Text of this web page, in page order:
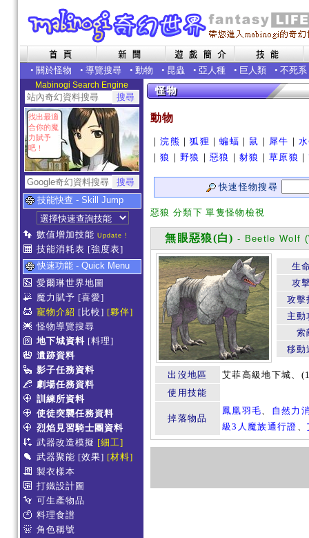
• 關於怪物 • 導覽搜尋 • 動物 • 昆蟲 • 亞人種 • 巨人類 • 不死系
Mabinogi Search Engine
找出最適
合你的魔
力賦予
吧！
技能快查 - Skill Jump
數值增加技能 Update !
技能消耗表 [強度表]
快速功能 - Quick Menu
愛爾琳世界地圖
魔力賦予 [喜愛]
寵物介紹 [比較] [夥伴]
怪物導覽搜尋
地下城資料 [料理]
遺跡資料
影子任務資料
劇場任務資料
訓練所資料
使徒突襲任務資料
烈焰見習騎士團資料
武器改造模擬 [細工]
武器聚能 [效果] [材料]
製衣樣本
打鐵設計圖
可生產物品
料理食譜
角色稱號
動物
｜浣熊 ｜狐狸 ｜蝙蝠 ｜ 鼠 ｜ 犀牛 ｜
｜狼 ｜野狼 ｜惡狼 ｜豺狼 ｜草原狼 ｜
快速怪物搜尋
惡狼 分類下 單隻怪物檢視
無眼惡狼(白) - Beetle Wolf
生
攻
攻擊
主動
索
移動
出沒地區
艾菲高級地下城、
使用技能
掉落物品
鳳凰羽毛、 自然力
級3人魔族通行證 、